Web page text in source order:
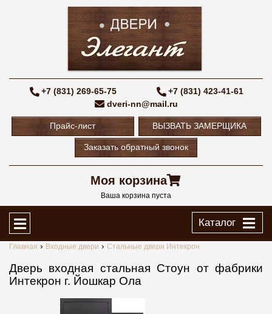
+7 (831) 269-65-75
+7 (831) 423-41-61
dveri-nn@mail.ru
Прайс-лист ВЫЗВАТЬ ЗАМЕРЩИКА
Заказать обратный звонок
Моя корзина
Ваша корзина пуста
Каталог
Главная Входные двери Стальные двери Интекрон
Дверь входная стальная Стоун от фабрики
Интекрон г. Йошкар Ола